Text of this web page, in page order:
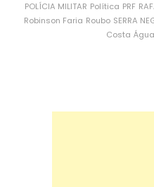
POLÍCIA MILITAR Política PRF
Robinson Faria Roubo SERRA
Costa Água